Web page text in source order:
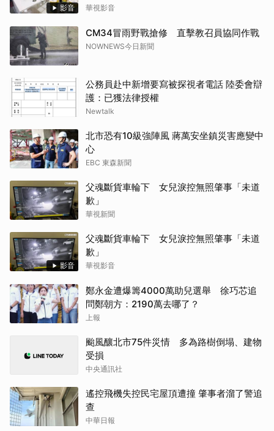
影音 華視影音
CM34冒雨野戰搶修 直擊教召員協同作戰
NOWNEWS今日新聞
公務員赴中新增要寫被探視者電話 陸委會辯
護：已獲法律授權
Newtalk
北市恐有10級強陣風 蔣萬安坐鎮災害應變中
心
EBC 東森新聞
父魂斷貨車輪下 女兒淚控無照肇事「未道
歉」
華視新聞
影音
父魂斷貨車輪下 女兒淚控無照肇事「未道
歉」
華視影音
鄭永金遭爆籌4000萬助兒選舉 徐巧芯追
問鄭朝方：2190萬去哪了？
上報
颱風釀北市75件災情 多為路樹倒塌、建物
受損
中央通訊社
遙控飛機失控民宅屋頂遭撞 肇事者溜了警追
查
中華日報